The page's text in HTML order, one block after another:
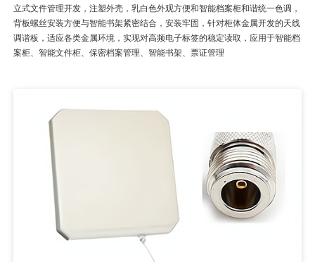
立式文件管理开发，注塑外壳，乳白色外观方便和智能档案柜和谐统一色调，
背板螺丝安装方便与智能书架紧密结合，安装牢固，针对柜体金属开发的天线
调谐板，适应各类金属环境，实现对高频电子标签的稳定读取，应用于智能档
案柜、智能文件柜、保密档案管理、智能书架、票证管理